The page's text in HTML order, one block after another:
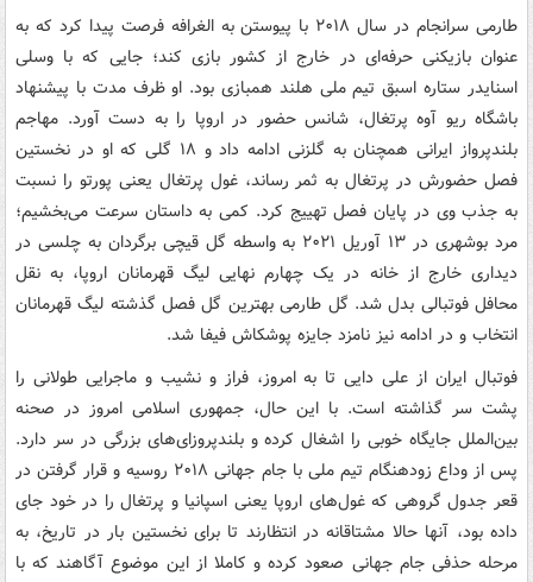
طارمی سرانجام در سال ۲۰۱۸ با پیوستن به الغرافه فرصت پیدا کرد که به
عنوان بازیکنی حرفه‌ای در خارج از کشور بازی کند؛ جایی که با وسلی
اسنایدر ستاره اسبق تیم ملی هلند همبازی بود. او ظرف مدت با پیشنهاد
باشگاه ریو آوه پرتغال، شانس حضور در اروپا را به دست آورد. مهاجم
بلندپرواز ایرانی همچنان به گلزنی ادامه داد و ۱۸ گلی که او در نخستین
فصل حضورش در پرتغال به ثمر رساند، غول پرتغال یعنی پورتو را نسبت
به جذب وی در پایان فصل تهییج کرد. کمی به داستان سرعت می‌بخشیم؛
مرد بوشهری در ۱۳ آوریل ۲۰۲۱ به واسطه گل قیچی برگردان به چلسی در
دیداری خارج از خانه در یک چهارم نهایی لیگ قهرمانان اروپا، به نقل
محافل فوتبالی بدل شد. گل طارمی بهترین گل فصل گذشته لیگ قهرمانان
انتخاب و در ادامه نیز نامزد جایزه پوشکاش فیفا شد.
فوتبال ایران از علی دایی تا به امروز، فراز و نشیب و ماجرایی طولانی را
پشت سر گذاشته است. با این حال، جمهوری اسلامی امروز در صحنه
بین‌الملل جایگاه خوبی را اشغال کرده و بلندپروزای‌های بزرگی در سر دارد.
پس از وداع زودهنگام تیم ملی با جام جهانی ۲۰۱۸ روسیه و قرار گرفتن در
قعر جدول گروهی که غول‌های اروپا یعنی اسپانیا و پرتغال را در خود جای
داده بود، آنها حالا مشتاقانه در انتظارند تا برای نخستین بار در تاریخ، به
مرحله حذفی جام جهانی صعود کرده و کاملا از این موضوع آگاهند که با